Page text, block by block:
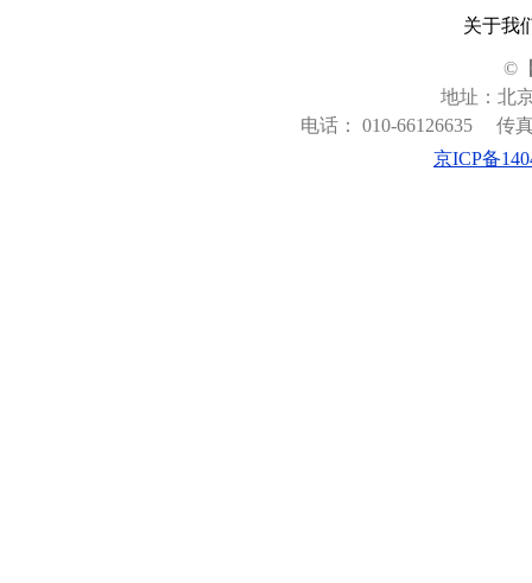
关于我
©
地址：北
电话： 010-66126635
传
京ICP备